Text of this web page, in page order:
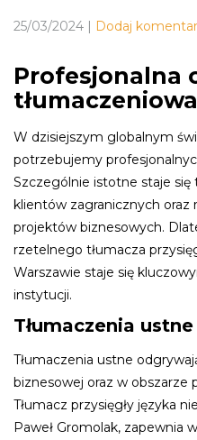
25/03/2024 | Dodaj
Profesjonalna
tłumaczeniowa
W dzisiejszym globalnym
potrzebujemy
Szczególnie istotne staje się
klientów zagranicznych oraz
projektów biznesowych.
rzetelnego tłumacza
Warszawie staje się
instytucji.
Tłumaczenia
Tłumaczenia ustne
biznesowej oraz w obszarze
Tłumacz przysięgły języka
Paweł Gromolak, zapewnia